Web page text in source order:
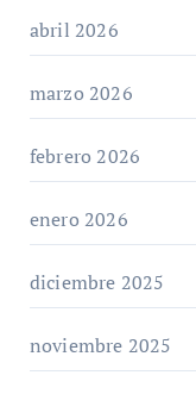
abril 2026
marzo 2026
febrero 2026
enero 2026
diciembre 2025
noviembre 2025